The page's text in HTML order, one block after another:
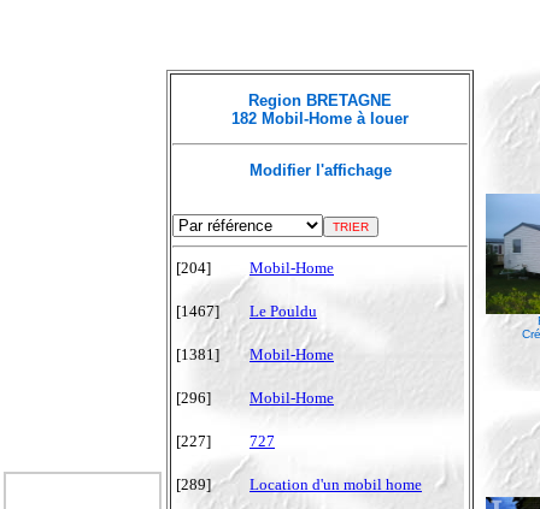
Region BRETAGNE
182 Mobil-Home à louer
Modifier l'affichage
[204] Mobil-Home
[1467] Le Pouldu
[1381] Mobil-Home
[296] Mobil-Home
[227] 727
[289] Location d'un mobil home